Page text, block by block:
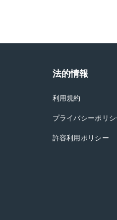
法的情報
利用規約
プライバシーポリ
許容利用ポリシー